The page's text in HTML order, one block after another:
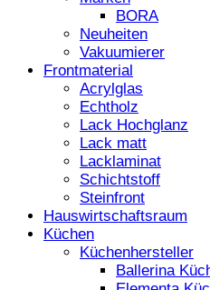
BORA
Neuheiten
Vakuumierer
Frontmaterial
Acrylglas
Echtholz
Lack Hochglanz
Lack matt
Lacklaminat
Schichtstoff
Steinfront
Hauswirtschaftsraum
Küchen
Küchenhersteller
Ballerina